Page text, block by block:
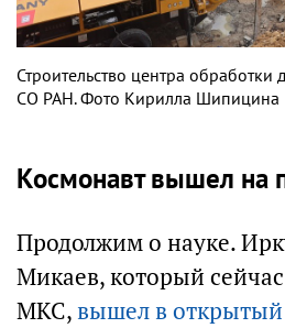
Строительство центра
СО РАН. Фото Кирилла Шипицина
Космонавт вышел на
Продолжим о науке.
Микаев, который
МКС,вышел в открытый